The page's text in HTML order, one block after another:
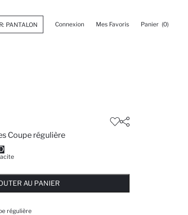
Connexion Mes Favoris Panier (0)
Coupe régulière
AU PANIER
DE STOCK DISPONIBLE
régulière